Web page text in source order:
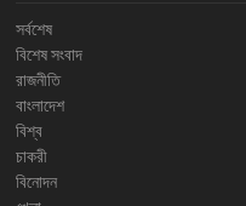
সর্বশেষ
বিশেষ সংবাদ
রাজনীতি
বাংলাদেশ
বিশ্ব
চাকরী
বিনোদন